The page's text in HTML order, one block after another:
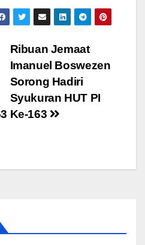
Ribuan Jemaat
Imanuel Boswezen
Sorong Hadiri
Syukuran HUT PI
Ke-163